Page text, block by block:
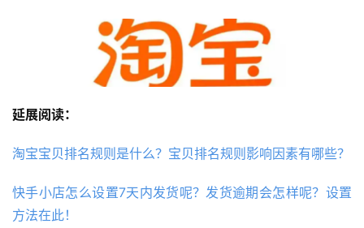
延展阅读：
淘宝宝贝排名规则是什么？宝贝排名规则影响因素有哪些？
快手小店怎么设置7天内发货呢？发货逾期会怎样呢？设置
方法在此！